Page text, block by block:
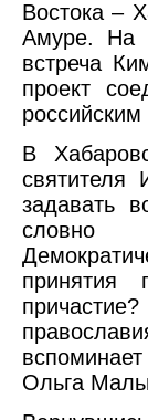
Востока –
Амуре. На
встреча
проект
В
святителя
задавать
словно
принятия
Ольга